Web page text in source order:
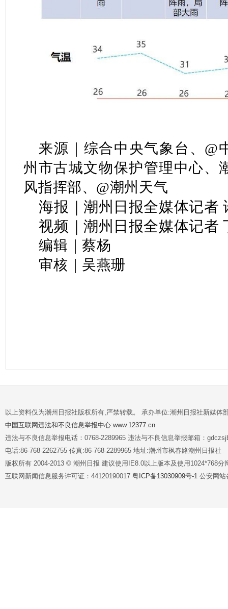
来源｜综合中央气象台、@
州市古城文物保护管理中心、
风指挥部、@潮州天气
海报｜潮州日报全媒体记者
视频｜潮州日报全媒体记者
编辑｜蔡杨
审核｜吴燕珊
以上资料仅为潮州日报社版权所有,严禁转载。 承办单位:潮州日报社新媒体
中国互联网违法和不良信息举报中心:www.12377.cn
违法与不良信息举报电话：0768-2289965 违法与不良信息举报邮箱：
电话:86-768-2262755 传真:86-768-2289965 地址:潮州市枫春路潮州日报社
版权所有 2004-2013 © 潮州日报 建议使用IE8.0以上版本及使用1024*768分
互联网新闻信息服务许可证：44120190017 粤ICP备13030909号-1 公安网站